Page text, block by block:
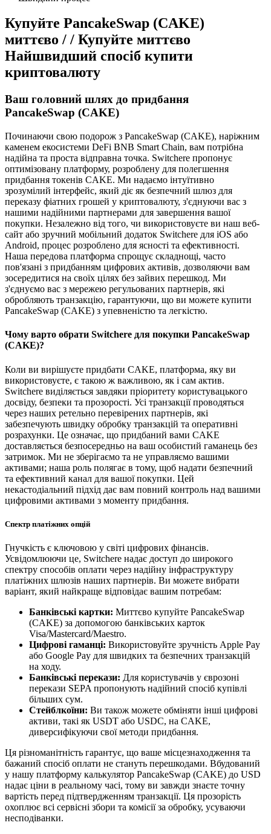
Купуйте PancakeSwap (CAKE)
миттєво / / Купуйте миттєво
Найшвидший спосіб купити
криптовалюту
Ваш головний шлях до придбання
PancakeSwap (CAKE)
Починаючи свою подорож з PancakeSwap (CAKE), наріжним
каменем екосистеми DeFi BNB Smart Chain, вам потрібна
надійна та проста відправна точка. Switchere пропонує
оптимізовану платформу, розроблену для полегшення
придбання токенів CAKE. Ми надаємо інтуїтивно
зрозумілий інтерфейс, який діє як безпечний шлюз для
переказу фіатних грошей у криптовалюту, з'єднуючи вас з
нашими надійними партнерами для завершення вашої
покупки. Незалежно від того, чи використовуєте ви наш веб-
сайт або зручний мобільний додаток Switchere для iOS або
Android, процес розроблено для ясності та ефективності.
Наша передова платформа спрощує складнощі, часто
пов'язані з придбанням цифрових активів, дозволяючи вам
зосередитися на своїх цілях без зайвих перешкод. Ми
з'єднуємо вас з мережею регульованих партнерів, які
обробляють транзакцію, гарантуючи, що ви можете купити
PancakeSwap (CAKE) з упевненістю та легкістю.
Чому варто обрати Switchere для покупки PancakeSwap
(CAKE)?
Коли ви вирішуєте придбати CAKE, платформа, яку ви
використовуєте, є такою ж важливою, як і сам актив.
Switchere виділяється завдяки пріоритету користувацького
досвіду, безпеки та прозорості. Усі транзакції проводяться
через наших ретельно перевірених партнерів, які
забезпечують швидку обробку транзакцій та оперативні
розрахунки. Це означає, що придбаний вами CAKE
доставляється безпосередньо на ваш особистий гаманець без
затримок. Ми не зберігаємо та не управляємо вашими
активами; наша роль полягає в тому, щоб надати безпечний
та ефективний канал для вашої покупки. Цей
некастодіальний підхід дає вам повний контроль над вашими
цифровими активами з моменту придбання.
Спектр платіжних опцій
Гнучкість є ключовою у світі цифрових фінансів.
Усвідомлюючи це, Switchere надає доступ до широкого
спектру способів оплати через надійну інфраструктуру
платіжних шлюзів наших партнерів. Ви можете вибрати
варіант, який найкраще відповідає вашим потребам:
Банківські картки: Миттєво купуйте PancakeSwap
(CAKE) за допомогою банківських карток
Visa/Mastercard/Maestro.
Цифрові гаманці: Використовуйте зручність Apple Pay
або Google Pay для швидких та безпечних транзакцій
на ходу.
Банківські перекази: Для користувачів у єврозоні
перекази SEPA пропонують надійний спосіб купівлі
більших сум.
Стейблкоїни: Ви також можете обміняти інші цифрові
активи, такі як USDT або USDC, на CAKE,
диверсифікуючи свої методи придбання.
Ця різноманітність гарантує, що ваше місцезнаходження та
бажаний спосіб оплати не стануть перешкодами. Вбудований
у нашу платформу калькулятор PancakeSwap (CAKE) до USD
надає ціни в реальному часі, тому ви завжди знаєте точну
вартість перед підтвердженням транзакції. Ця прозорість
охоплює всі сервісні збори та комісії за обробку, усуваючи
несподіванки.